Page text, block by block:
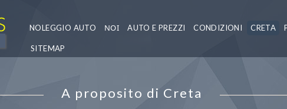
NOLEGGIO AUTO ΝΟΙ AUTO E PREZZI CONDIZIONI CRETA
SITEMAP
A proposito di Creta